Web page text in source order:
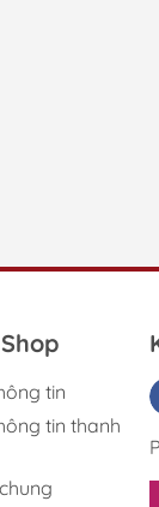
tin
tin thanh